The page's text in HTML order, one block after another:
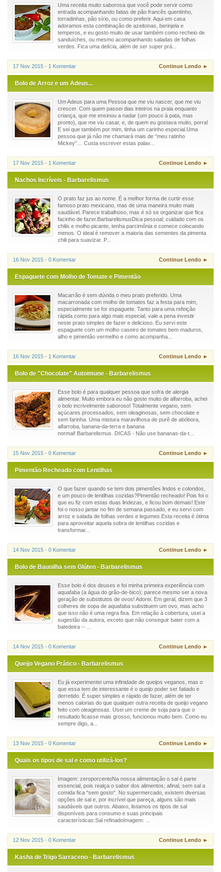
Uma receita muito saborosa que você pode servir como
entrada acompanhando fatias de pão francês quentinho,
torradinhas, pão sírio, ou como preferir. Aqui em casa
adoramos esta combinação de azeitonas, berinjela e
temperos, e eu gosto muito de usar também como recheio de
sanduíches, ou mesmo acompanhando saladas de folhas
verdes. Fica uma delícia, além de ser super prá...
17 Nov 2015 - 1 Komentar Continue Lendo ►
Bolo de Arroz e um Adeus...
Um Adeus para uma Pessoa que me viu nascer, que me viu
crescer. Com quem passei dias inteiros na praia enquanto
criança, que me ensinou a nadar (um pouco à pata, mas
pronto), que me viu casar, e, de quem eu gostava muito, porra!
E sei que também por mim, tinha um carinho especial.Uma
pessoa que já não me chamará mais de “meu ratinho
Mickey”… Custa escrever estas palav...
17 Nov 2015 - 1 Komentar Continue Lendo ►
Nachos Incríveis - Barbarelismus
O prato faz jus ao nome. É a melhor forma de curtir esse
famoso prato mexicano, mas de uma maneira muito mais
saudável. Parece trabalhoso, mas é só se organizar que fica
facinho de fazer.BarbarelismusDica pessoal: cuidado com os
chilis e molho picante, tenha parcimônia e comece colocando
menos. O ideal é remover a maioria das sementes da pimenta
chili para suavizar. P...
16 Nov 2015 - 0 Komentar Continue Lendo ►
Espaguete com Molho de Tomate e Pimentão
Macarrão é sem dúvida o meu prato preferido. Uma
macarronada com molho de tomates faz a festa para mim,
especialmente se for espaguete. Tanto para uma refeição
rápida como para algo mais especial, vale a pena investir
neste prato simples de fazer e delicioso. Eu servi este
espaguete com um molho caseiro de tomates bem maduros,
alho e pimentão vermelho e como acompanha...
16 Nov 2015 - 1 Komentar Continue Lendo ►
Bolo de "Chocolate" Autoimune - Barbarelismus
Esse bolo é para qualquer pessoa que sofra de alergia
alimentar. Muito embora eu não goste muito de alfarroba, achei
o bolo incrivelmente saboroso! Totalmente vegano, sem
açúcares processados, sem oleaginosas, sem chocolate e
sem farinha. Uma mistura maravilhosa de purê de abóbora,
alfarroba, banana-da-terra e banana
normal! Barbarelismus. DICAS - Não use bananas-da-t...
15 Nov 2015 - 0 Komentar Continue Lendo ►
Pimentão Recheado com Lentilhas
O que fazer quando se tem dois pimentões lindos e coloridos,
e um pouco de lentilhas cozidas?Pimentão recheado! Pois foi o
que eu fiz com estas duas lindezas, e ficou bom demais! Este
foi o nosso jantar no fim de semana passado, e eu servi com
arroz e salada de folhas verdes e legumes.Esta receita é ótima
para aproveitar aquela sobra de lentilhas cozidas e
transformar...
14 Nov 2015 - 0 Komentar Continue Lendo ►
Bolo de Baunilha sem Glúten - Barbarelismus
Esse bolo é dos deuses e foi minha primeira experiência com
aquafaba (a água do grão-de-bico); parece mesmo ser a nova
geração de substitutos de ovos! Adorei. Em geral, dizem que 3
colheres de sopa de aquafaba substituem um ovo, mas acho
que isso não é uma regra fixa. Em relação à cobertura, usei a
sugestão da autora, exceto que não conseguir bater com a
batedeira -- ...
14 Nov 2015 - 0 Komentar Continue Lendo ►
Queijo Vegano Prático - Barbarelismus
Eu já experimentei uma infinidade de queijos veganos, mas o
que essa tem de interessante é o queijo poder ser fatiado e
derretido. É super simples e rápido de fazer, além de ter
menos calorias do que qualquer outra receita de queijo vegano
feito com oleaginosas. Usei um creme de soja para que o
resultado ficasse mais grosso, funcionou muito bem. Como eu
sempre digo, a...
13 Nov 2015 - 0 Komentar Continue Lendo ►
Quais os tipos de sal e como utilizá-los?
Imagem: zeroporcentoNa nossa alimentação o sal é parte
essencial, pois realça o sabor dos alimentos; afinal, sem sal a
comida fica "sem gosto". No supermercado, existem diversas
opções de sal e, por incrível que pareça, alguns são mais
saudáveis que outros. Abaixo, listamos os tipos de sal
disponíveis para consumo e suas principais
características:Sal refinadoImagem: ...
12 Nov 2015 - 0 Komentar Continue Lendo ►
Kasha de Trigo Sarraceno - Barbarelismus